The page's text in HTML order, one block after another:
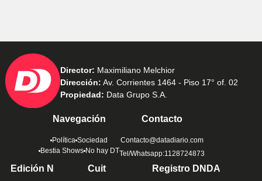
Director: Maximiliano Melchior
Dirección: Av. Corrientes 1464 - Piso 17° of. 02
Propiedad: Data Grupo S.A.
Navegación
Política Sociedad
Bestia Shows No hay DT
Contacto
Contacto@datadiario.com
Tel/Whatsapp:1128724873
Edición N Cuit Registro DNDA